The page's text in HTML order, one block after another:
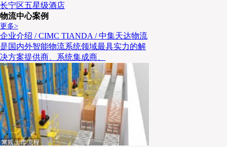
长宁区五星级酒店
物流中心案例
更多>
企业介绍 / CIMC TIANDA / 中集天达物流
是国内外智能物流系统领域最具实力的解
决方案提供商、系统集成商、